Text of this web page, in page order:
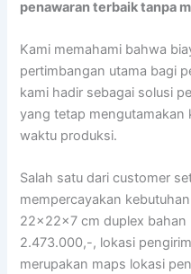
penawaran terbaik tanpa
Kami memahami bahwa
pertimbangan utama bagi
kami hadir sebagai solusi
yang tetap mengutamakan
waktu produksi.
Salah satu dari customer
mempercayakan
22x22x7 cm duplex bahan
2.473.000,-, lokasi
merupakan maps lokasi